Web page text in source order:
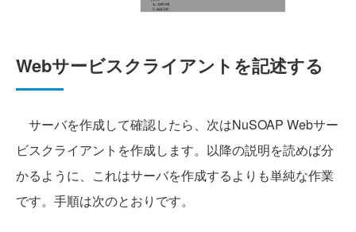
Webサービスクライアントを記述する
サーバを作成して確認したら、次はNuSOAP Webサー
ビスクライアントを作成します。以降の説明を読めば分
かるように、これはサーバを作成するよりも単純な作業
です。手順は次のとおりです。